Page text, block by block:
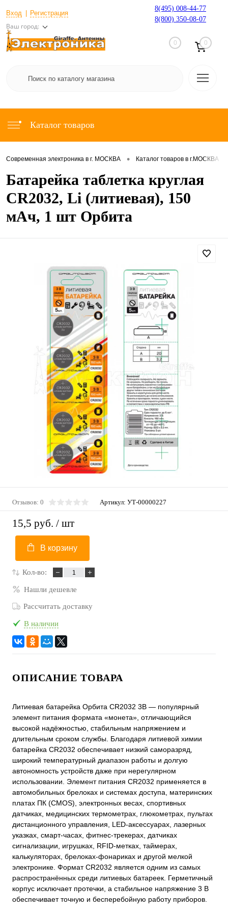
Вход Регистрация
Ваш город:
8(495) 008-44-77
8(800) 350-08-07
0 0
Каталог товаров
Современная электроника в г. МОСКВА • Каталог товаров в г.МОСКВА
Батарейка таблетка круглая
CR2032, Li (литиевая), 150
мАч, 1 шт Орбита
Отзывов: 0 Артикул: УТ-00000227
15,5 руб. / шт
В корзину
Кол-во:
Нашли дешевле
Рассчитать доставку
В наличии
ОПИСАНИЕ ТОВАРА
Литиевая батарейка Орбита CR2032 3В — популярный
элемент питания формата «монета», отличающийся
высокой надёжностью, стабильным напряжением и
длительным сроком службы. Благодаря литиевой химии
батарейка CR2032 обеспечивает низкий саморазряд,
широкий температурный диапазон работы и долгую
автономность устройств даже при нерегулярном
использовании. Элемент питания CR2032 применяется в
автомобильных брелоках и системах доступа, материнских
платах ПК (CMOS), электронных весах, спортивных
датчиках, медицинских термометрах, глюкометрах, пультах
дистанционного управления, LED-аксессуарах, лазерных
указках, смарт-часах, фитнес-трекерах, датчиках
сигнализации, игрушках, RFID-метках, таймерах,
калькуляторах, брелоках-фонариках и другой мелкой
электронике. Формат CR2032 является одним из самых
распространённых среди литиевых батареек. Герметичный
корпус исключает протечки, а стабильное напряжение 3 В
обеспечивает точную и бесперебойную работу приборов.